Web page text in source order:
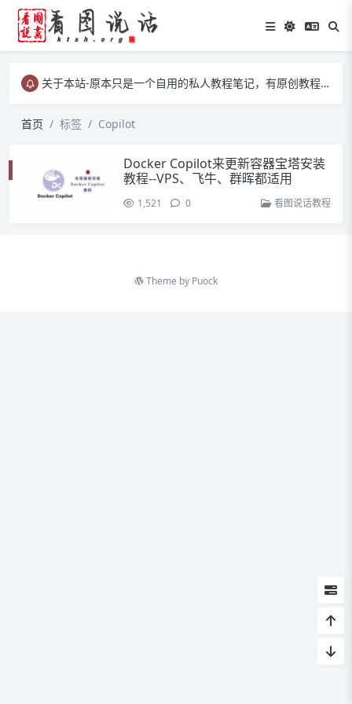
关于本站-原本只是一个自用的私人教程笔记，有原创教程、有转载教程等……
首页
标签 Copilot
Docker Copilot来更新容器宝塔安装
教程--VPS、飞牛、群晖都适用
1,521 0 看图说话教程
Theme by Puock